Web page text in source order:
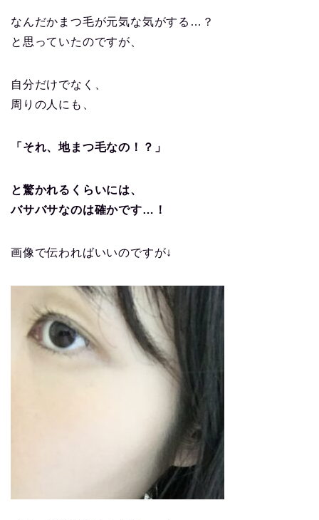
なんだかまつ毛が元気な気がする…？
と思っていたのですが、
自分だけでなく、
周りの人にも、
「それ、地まつ毛なの！？」
と驚かれるくらいには、
バサバサなのは確かです…！
画像で伝わればいいのですが↓